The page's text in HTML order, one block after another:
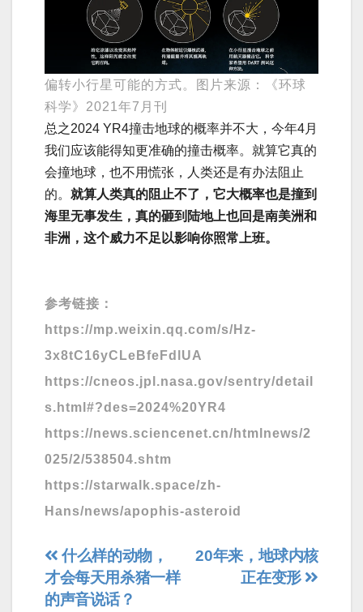
偏转小行星可能的方式。图片来源：《环球
科学》2021年7月刊
总之2024 YR4撞击地球的概率并不大，今年4月
我们应该能得知更准确的撞击概率。就算它真的
会撞地球，也不用慌张，人类还是有办法阻止
的。 就算人类真的阻止不了，它大概率也是撞到
海里无事发生，真的砸到陆地上也回是南美洲和
非洲，这个威力不足以影响你照常上班。
参考链接：
https://mp.weixin.qq.com/s/Hz-
3x8tC16yCLeBfeFdlUA
https://cneos.jpl.nasa.gov/sentry/detail
s.html#?des=2024%20YR4
https://news.sciencenet.cn/htmlnews/2
025/2/538504.shtm
https://starwalk.space/zh-
Hans/news/apophis-asteroid
文
章
20年来，地球内核
正在变形
什么样的动物，
才会每天用杀猪一样
的声音说话？